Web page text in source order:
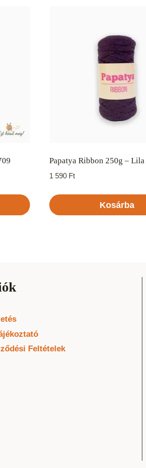
Papatya Ribbon 250g – Lila
1 590 Ft
Kosárba
Feltételek